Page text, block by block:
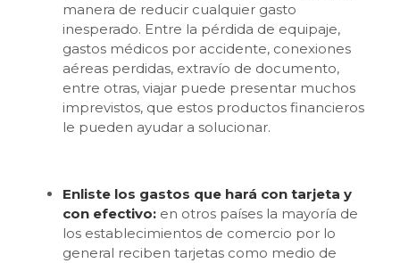
manera de reducir cualquier gasto
inesperado. Entre la pérdida de equipaje,
gastos médicos por accidente, conexiones
aéreas perdidas, extravío de documento,
entre otras, viajar puede presentar muchos
imprevistos, que estos productos financieros
le pueden ayudar a solucionar.
Enliste los gastos que hará con tarjeta y
con efectivo: en otros países la mayoría de
los establecimientos de comercio por lo
general reciben tarjetas como medio de